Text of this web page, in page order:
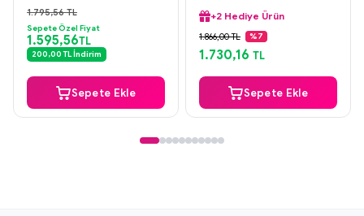
Güvenli Ödeme
Aynı Gün Kargo
1.795,56 TL
Sepete Özel Fiyat
1.595,56TL
200,00 TL İndirim
Sepete Ekle
+2 Hediye Ürün
Aynı Gün Kargo
Orijinal Ürün
Güvenli Ödeme
1.866,00 TL %7
1.730,16 TL
Sepete Ekle